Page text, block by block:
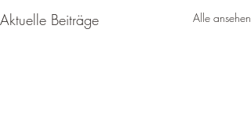
Aktuelle Beiträge Alle ansehen